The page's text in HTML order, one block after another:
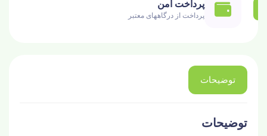
پرداخت امن
پرداخت از درگاههای معتبر
توضیحات
توضیحات